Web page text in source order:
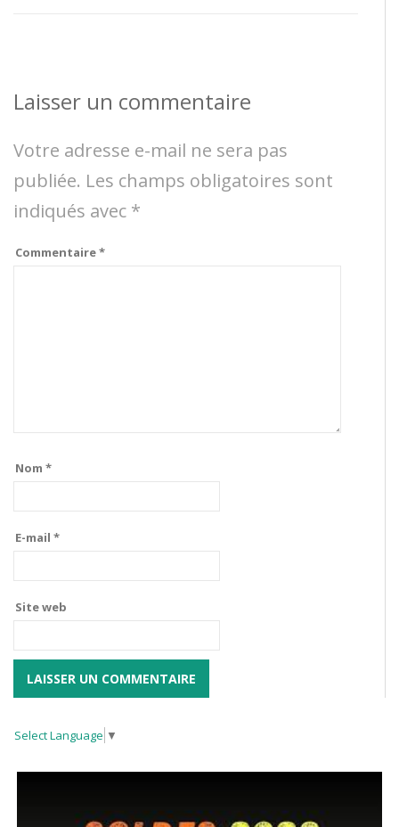
Laisser un commentaire
Votre adresse e-mail ne sera pas
publiée. Les champs obligatoires sont
indiqués avec *
Commentaire*
Nom *
E-mail *
Site web
Select Language ▼